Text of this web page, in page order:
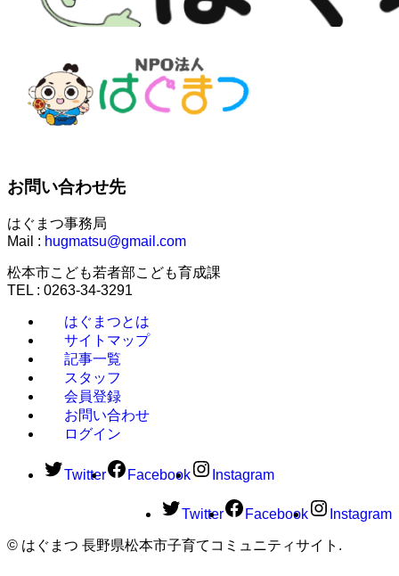
お問い合わせ先
はぐまつ事務局
Mail : hugmatsu@gmail.com
松本市こども若者部こども育成課
TEL : 0263-34-3291
はぐまつとは
サイトマップ
記事一覧
スタッフ
会員登録
お問い合わせ
ログイン
Twitter Facebook Instagram
Twitter Facebook Instagram
© はぐまつ 長野県松本市子育てコミュニティサイト.